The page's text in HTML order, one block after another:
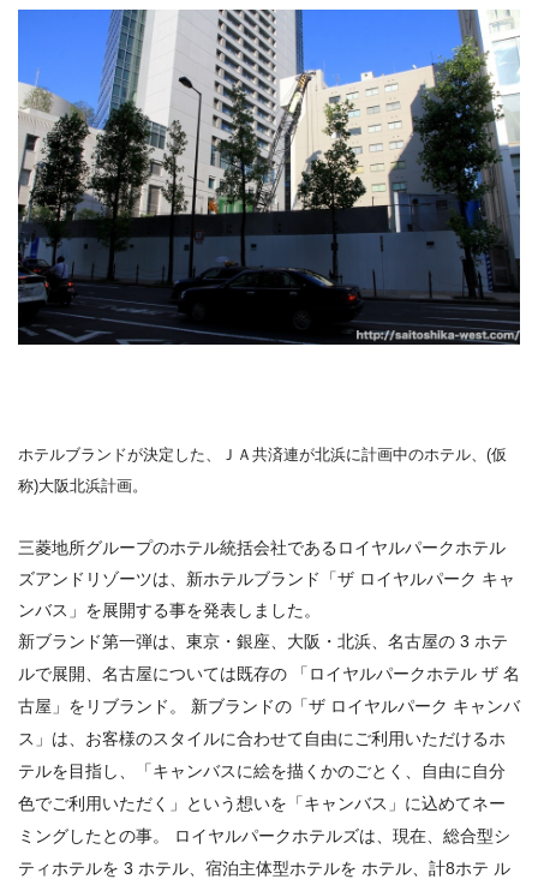
ホテルブランドが決定した、ＪＡ共済連が北浜に計画中のホテル、(仮
称)大阪北浜計画。
三菱地所グループのホテル統括会社であるロイヤルパークホテル
ズアンドリゾーツは、新ホテルブランド「ザ ロイヤルパーク キャ
ンバス」を展開する事を発表しました。
新ブランド第一弾は、東京・銀座、大阪・北浜、名古屋の 3 ホテ
ルで展開、名古屋については既存の
「ロイヤルパークホテル ザ 名
古屋」をリブランド。
新ブランドの「ザ ロイヤルパーク キャンバ
ス」は、お客様のスタイルに合わせて自由にご利用いただけるホ
テルを目指し、「キャンバスに絵を描くかのごとく、自由に自分
色でご利用いただく」という想いを「キャンバス」に込めてネー
ミングしたとの事。
ロイヤルパークホテルズは、現在、総合型シ
ティホテルを 3 ホテル、宿泊主体型ホテルを ホテル、計8ホテ ル